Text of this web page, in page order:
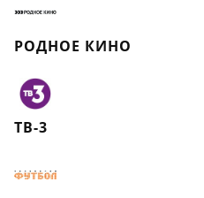
РОДНОЕ КИНО
ТВ-3